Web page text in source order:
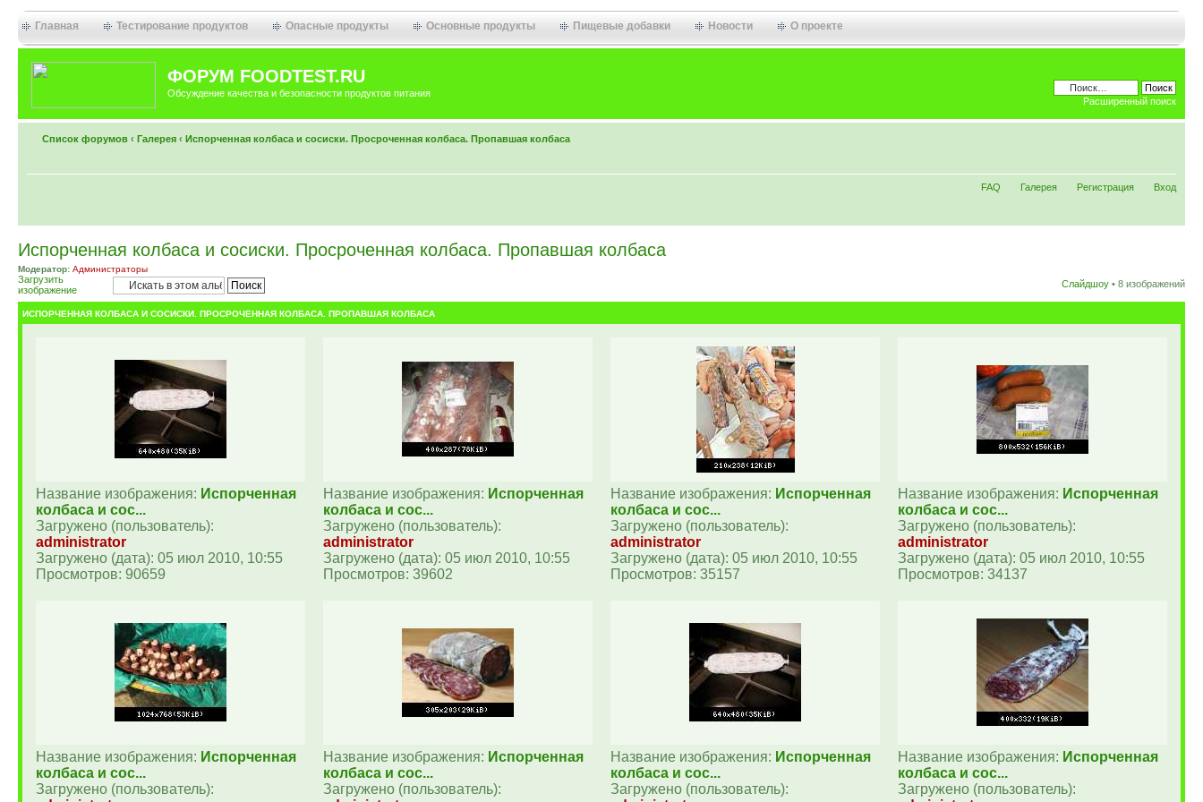
Главная Тестирование продуктов Опасные продукты Основные продукты Пищевые добавки Новости О проекте
ФОРУМ FOODTEST.RU
Обсуждение качества и безопасности продуктов питания
Расширенный поиск
Список форумов ‹ Галерея ‹ Испорченная колбаса и сосиски. Просроченная колбаса. Пропавшая колбаса
FAQ Галерея Регистрация Вход
Испорченная колбаса и сосиски. Просроченная колбаса. Пропавшая колбаса
Модератор: Администраторы
Загрузить
изображение
8 изображений
Слайдшоу •
ИСПОРЧЕННАЯ КОЛБАСА И СОСИСКИ. ПРОСРОЧЕННАЯ КОЛБАСА. ПРОПАВШАЯ КОЛБАСА
Название изображения: Испорченная
колбаса и сос...
Загружено (пользователь):
administrator
Загружено (дата): 05 июл 2010, 10:55
Просмотров: 90659
Название изображения: Испорченная
колбаса и сос...
Загружено (пользователь):
administrator
Загружено (дата): 05 июл 2010, 10:55
Просмотров: 39602
Название изображения: Испорченная
колбаса и сос...
Загружено (пользователь):
administrator
Загружено (дата): 05 июл 2010, 10:55
Просмотров: 35157
Название изображения: Испорченная
колбаса и сос...
Загружено (пользователь):
administrator
Загружено (дата): 05 июл 2010, 10:55
Просмотров: 34137
Название изображения: Испорченная
колбаса и сос...
Загружено (пользователь):
Название изображения: Испорченная
колбаса и сос...
Загружено (пользователь):
Название изображения: Испорченная
колбаса и сос...
Загружено (пользователь):
Название изображения: Испорченная
колбаса и сос...
Загружено (пользователь):